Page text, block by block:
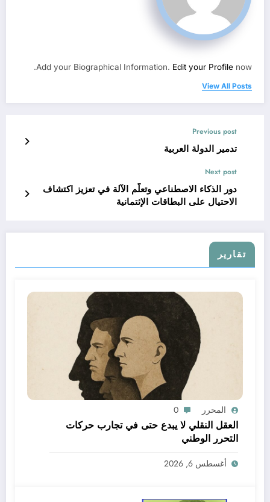
Add your Biographical Information. Edit your Profile now.
View All Posts
Previous post
تدمير الدولة العربية
Next post
دور الذكاء الاصطناعي وتعلّم الآلة في تعزيز اكتشاف
الاحتيال على البطاقات الإئتمانية
تقارير
المحرر 0
العقل النقلي لا يبدع حتى في تجارب حركات
التحرر الوطني
أغسطس 6, 2026